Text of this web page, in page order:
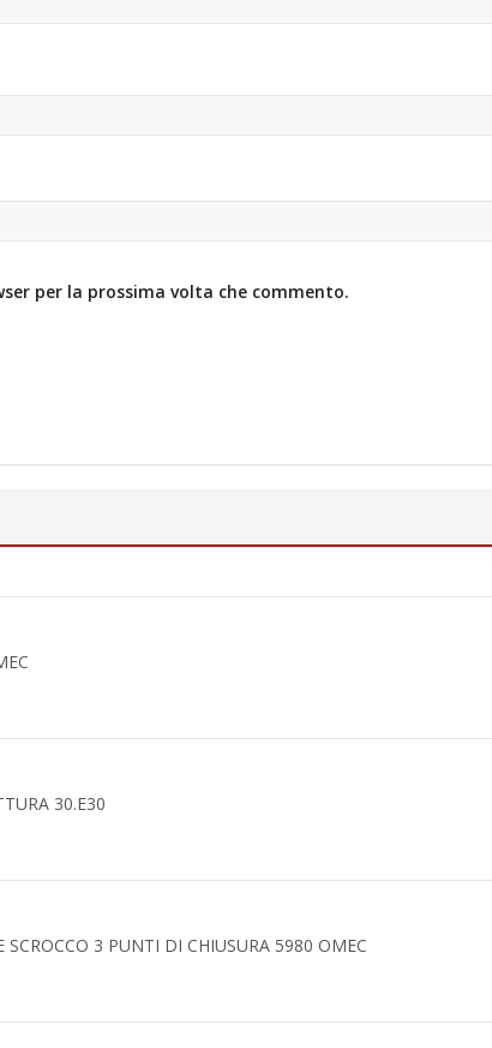
per la prossima volta che commento.
30.E30
SCROCCO 3 PUNTI DI CHIUSURA 5980 OMEC